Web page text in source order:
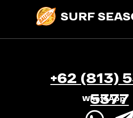
SURF
+62 (813)
5377
WhatsApp